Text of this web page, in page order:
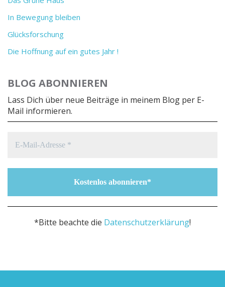
In Bewegung bleiben
Glücksforschung
Die Hoffnung auf ein gutes Jahr !
BLOG ABONNIEREN
Lass Dich über neue Beiträge in meinem Blog per E-
Mail informieren.
*Bitte beachte die Datenschutzerklärung!